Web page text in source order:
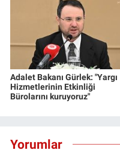
Adalet Bakanı Gürlek: "Yargı
Hizmetlerinin Etkinliği
Bürolarını kuruyoruz"
Yorumlar